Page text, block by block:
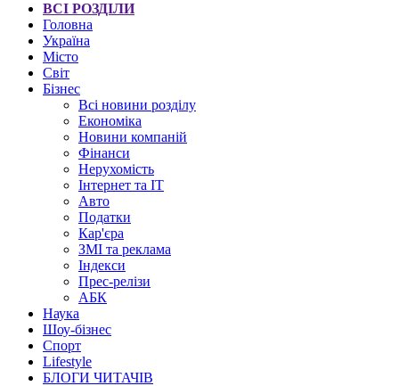
ВСІ РОЗДІЛИ
Головна
Україна
Місто
Світ
Бізнес
Всі новини розділу
Економіка
Новини компаній
Фінанси
Нерухомість
Інтернет та IT
Авто
Податки
Кар'єра
ЗМІ та реклама
Індекси
Прес-релізи
АБК
Наука
Шоу-бізнес
Спорт
Lifestyle
БЛОГИ ЧИТАЧІВ